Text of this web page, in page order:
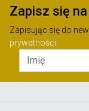
Zapisz się
Zapisując się do
prywatności